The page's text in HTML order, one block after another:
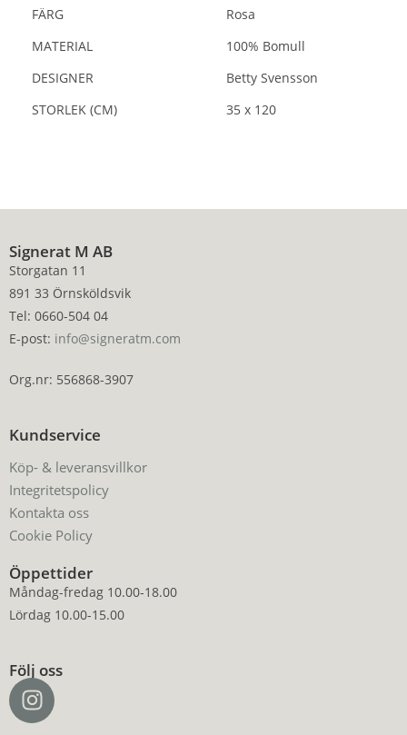
FÄRG
Rosa
MATERIAL
100% Bomull
DESIGNER
Betty Svensson
STORLEK (CM)
35 x 120
Signerat M AB
Storgatan 11
891 33 Örnsköldsvik
Tel: 0660-504 04
E-post: info@signeratm.com
Org.nr: 556868-3907
Kundservice
Köp- & leveransvillkor
Integritetspolicy
Kontakta oss
Cookie Policy
Öppettider
Måndag-fredag 10.00-18.00
Lördag 10.00-15.00
Följ oss